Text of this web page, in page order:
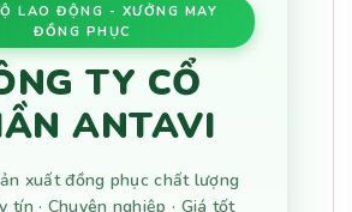
LAO ĐỘNG - XƯỞNG MAY
ĐỒNG PHỤC
TY CỔ
ANTAVI
xuất đồng phục chất lượng
tín · Chuyên nghiệp · Giá tốt